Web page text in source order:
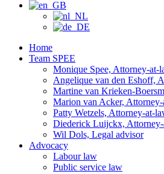
Home
Team SPEE
Monique Spee, Attorney-at-
Angelique van den Eshoff,
Martine van Krieken-
Marion van Acker,
Patty Wetzels, Attorney-at-
Diederick Luijckx,
Wil Dols, Legal advisor
Advocacy
Labour law
Public service law